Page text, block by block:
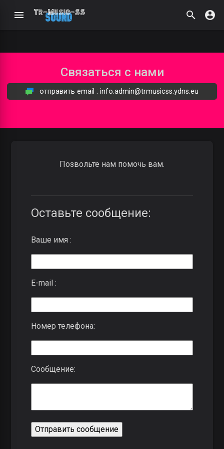
Связаться с нами
отправить email : info.admin@trmusicss.ydns.eu
Позвольте нам помочь вам.
Оставьте сообщение:
Ваше имя :
E-mail :
Номер телефона:
Сообщение: